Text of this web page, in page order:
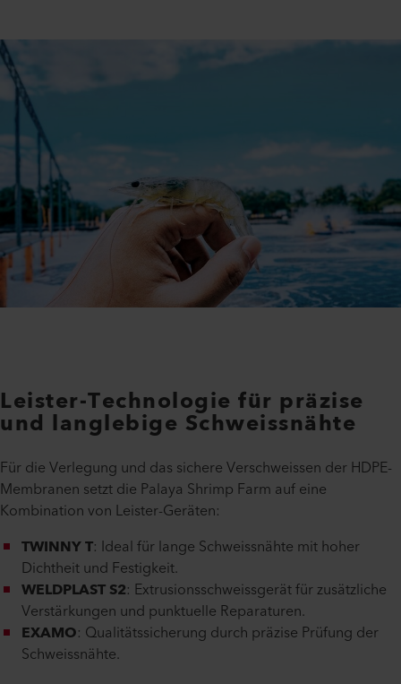
Leister-Technologie für präzise
und langlebige Schweissnähte
Für die Verlegung und das sichere Verschweissen der HDPE-
Membranen setzt die Palaya Shrimp Farm auf eine
Kombination von Leister-Geräten:
TWINNY T: Ideal für lange Schweissnähte mit hoher
Dichtheit und Festigkeit.
WELDPLAST S2: Extrusionsschweissgerät für zusätzliche
Verstärkungen und punktuelle Reparaturen.
EXAMO: Qualitätssicherung durch präzise Prüfung der
Schweissnähte.